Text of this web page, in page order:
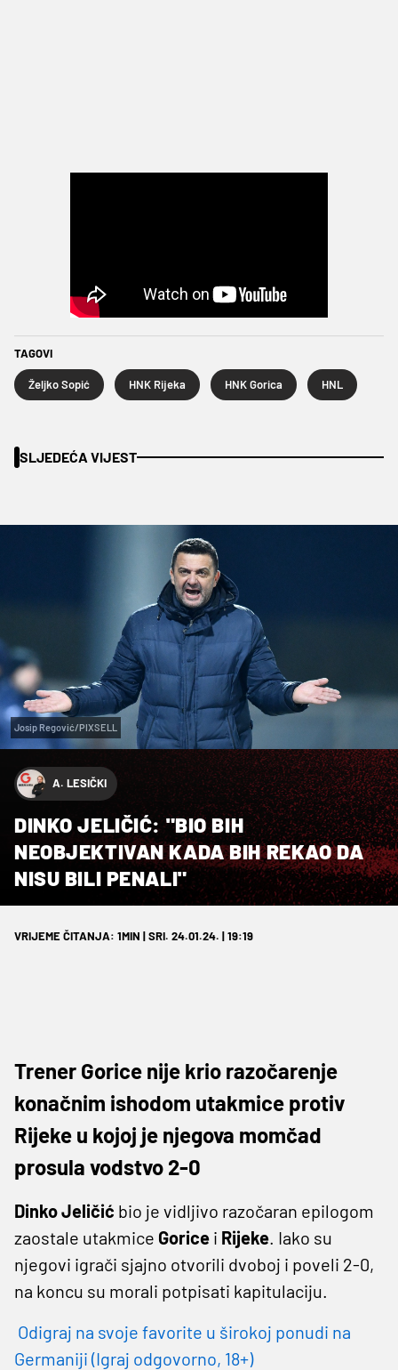
TAGOVI
Željko Sopić HNK Rijeka HNK Gorica HNL
SLJEDEĆA VIJEST
Josip Regović/PIXSELL
A. LESIČKI
DINKO JELIČIĆ: "BIO BIH
NEOBJEKTIVAN KADA BIH REKAO DA
NISU BILI PENALI"
VRIJEME ČITANJA: 1MIN | SRI. 24.01.24. | 19:19
Trener Gorice nije krio razočarenje
konačnim ishodom utakmice protiv
Rijeke u kojoj je njegova momčad
prosula vodstvo 2-0
Dinko Jeličić bio je vidljivo razočaran epilogom
zaostale utakmice Gorice i Rijeke. Iako su
njegovi igrači sjajno otvorili dvoboj i poveli 2-0,
na koncu su morali potpisati kapitulaciju.
Odigraj na svoje favorite u širokoj ponudi na
Germaniji (Igraj odgovorno, 18+)